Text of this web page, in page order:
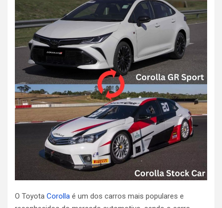
O Toyota Corolla é um dos carros mais populares e